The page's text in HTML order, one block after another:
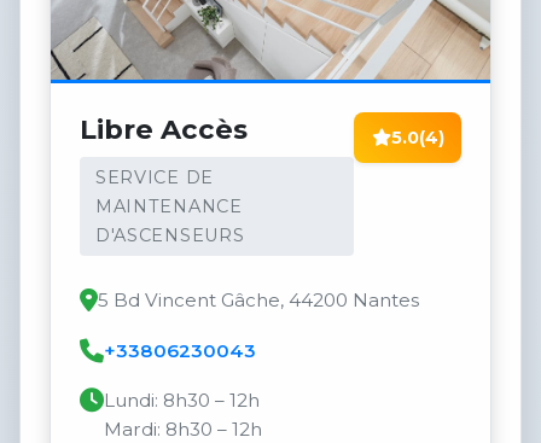
Libre Accès
SERVICE DE
MAINTENANCE
D'ASCENSEURS
5.0(4)
5 Bd Vincent Gâche, 44200 Nantes
+33806230043
Lundi: 8h30 – 12h
Mardi: 8h30 – 12h